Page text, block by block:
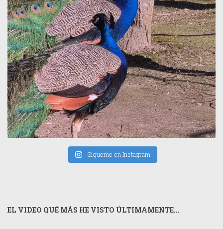
Sígueme en Instagram
EL VIDEO QUÉ MÁS HE VISTO ÚLTIMAMENTE...